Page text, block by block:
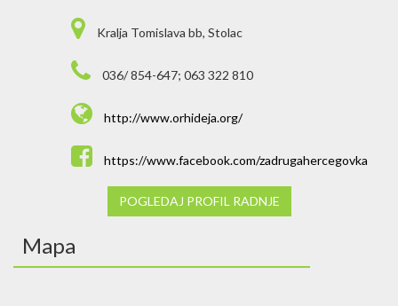
Kralja Tomislava bb, Stolac
036/ 854-647; 063 322 810
http://www.orhideja.org/
https://www.facebook.com/zadrugahercegovka
POGLEDAJ PROFIL RADNJE
Mapa